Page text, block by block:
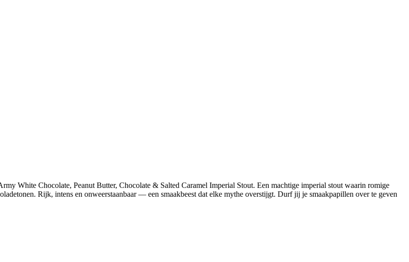
White Chocolate, Peanut Butter, Chocolate & Salted Caramel Imperial Stout. Een machtige imperial stout waarin romige
Rijk, intens en onweerstaanbaar — een smaakbeest dat elke mythe overstijgt. Durf jij je smaakpapillen over te geven